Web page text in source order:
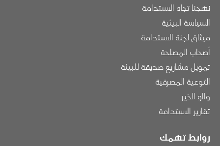
نهجنا تجاه الاستدامة
السياسة البيئية
ميثاق لجنة الاستدامة
أصحاب المصلحة
تمويل مشاريع صديقة للبيئة
التوعية المصرفية
وااو الخير
تقارير الاستدامة
روابط تهمك